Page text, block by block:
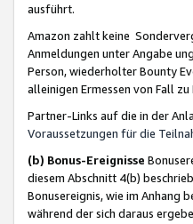
ausführt.
Amazon zahlt keine
Anmeldungen unter Angabe
Person, wiederholter Bounty
alleinigen Ermessen von Fall
Partner-Links auf die in der
Voraussetzungen für die
(b) Bonus-Ereignisse
diesem Abschnitt 4(b)
Bonusereignis, wie im Anhang
während der sich daraus